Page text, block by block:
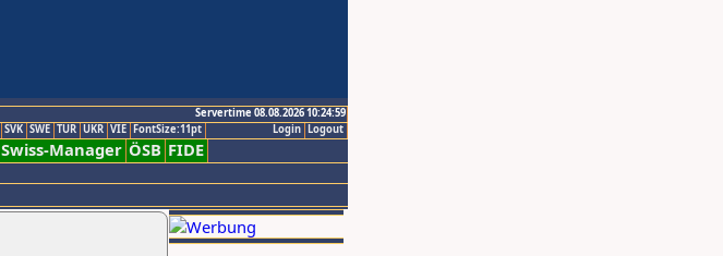
Servertime 08.08.2026 10:24:59
Logout
Login
SVK SWE TUR UKR VIE FontSize:11pt
Swiss-Manager ÖSB FIDE